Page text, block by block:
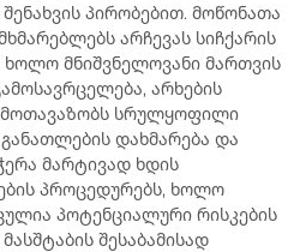
პირობებით. მოწონათა
არჩევას სიჩქარის
მნიშვნელოვანი მართვის
არხების
მოთავაზობს სრულყოფილი
დახმარება და
მარტივად ხდის
პროცედურებს, ხოლო
პოტენციალური რისკების
შესაბამისად